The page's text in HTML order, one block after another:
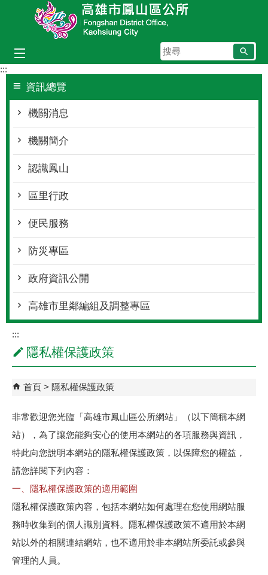
跳到主要內容區塊
搜
尋
:::
資訊總覽
機關消息
機關簡介
認識鳳山
區里行政
便民服務
防災專區
政府資訊公開
高雄市里鄰編組及調整專區
:::
隱私權保護政策
首頁 隱私權保護政策
非常歡迎您光臨「高雄市鳳山區公所網站」（以下簡稱本網
站），為了讓您能夠安心的使用本網站的各項服務與資訊，
特此向您說明本網站的隱私權保護政策，以保障您的權益，
請您詳閱下列內容：
一、隱私權保護政策的適用範圍
隱私權保護政策內容，包括本網站如何處理在您使用網站服
務時收集到的個人識別資料。隱私權保護政策不適用於本網
站以外的相關連結網站，也不適用於非本網站所委託或參與
管理的人員。